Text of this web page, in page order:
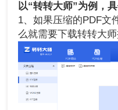
以“转转大师”为例，
1、如果压缩的PDF文
么就需要下载转转大师